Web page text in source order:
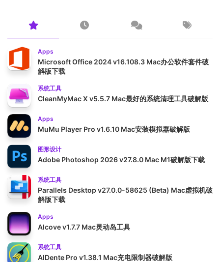
Apps
Microsoft Office 2024 v16.108.3 Mac办公软件套件破
解版下载
系统工具
CleanMyMac X v5.5.7 Mac最好的系统清理工具破解版
Apps
MuMu Player Pro v1.6.10 Mac安装模拟器破解版
图形设计
Adobe Photoshop 2026 v27.8.0 Mac M1破解版下载
系统工具
Parallels Desktop v27.0.0-58625 (Beta) Mac虚拟机破
解版下载
Apps
Alcove v1.7.7 Mac灵动岛工具
系统工具
AlDente Pro v1.38.1 Mac充电限制器破解版